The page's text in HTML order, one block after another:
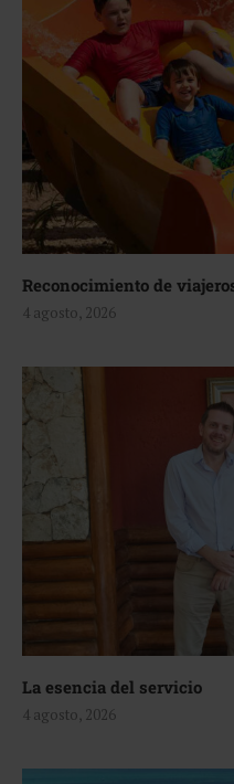
Reconocimiento de
4 agosto, 2026
La esencia del servicio
4 agosto, 2026